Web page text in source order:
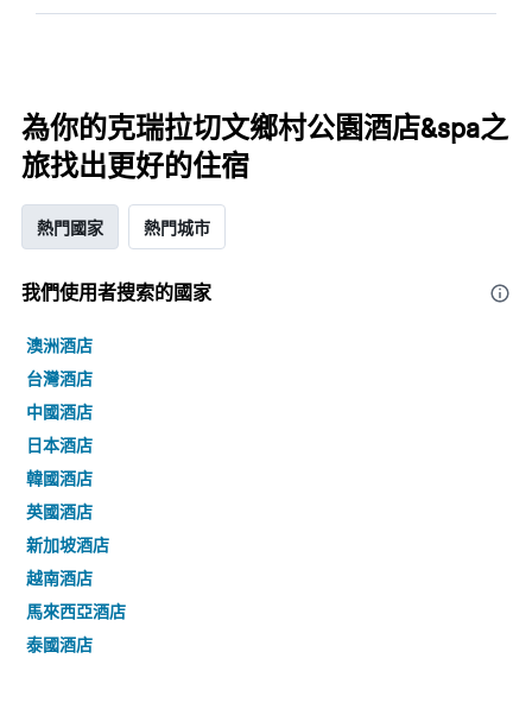
為你的克瑞拉切文鄉村公園酒店&spa之
旅找出更好的住宿
熱門國家 熱門城市
我們使用者搜索的國家
澳洲酒店
台灣酒店
中國酒店
日本酒店
韓國酒店
英國酒店
新加坡酒店
越南酒店
馬來西亞酒店
泰國酒店